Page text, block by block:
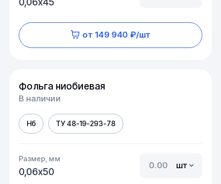
от 149 940 ₽/шт
Фольга ниобиевая
В наличии
Нб ТУ 48-19-293-78
Размер, мм
0,06х50
шт